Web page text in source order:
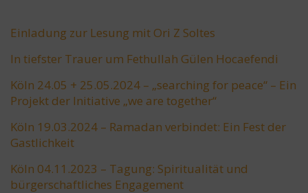
Einladung zur Lesung mit Ori Z Soltes
In tiefster Trauer um Fethullah Gülen Hocaefendi
Köln 24.05 + 25.05.2024 – „searching for peace“ – Ein
Projekt der Initiative „we are together“
Köln 19.03.2024 – Ramadan verbindet: Ein Fest der
Gastlichkeit
Köln 04.11.2023 – Tagung: Spiritualität und
bürgerschaftliches Engagement